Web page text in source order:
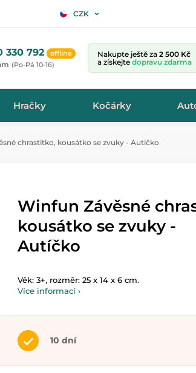
CZK
330 792 offline
(Po-Pá 10-16)
Nakupte ještě za 2 500 Kč
a získejte dopravu zdarma
Hračky Kočárky
chrastítko, kousátko se zvuky - Autíčko
Winfun Závěsné
kousátko se zvuky -
Autíčko
Věk: 3+, rozměr: 25 x 14 x 6 cm.
Více informací ›
10 dní